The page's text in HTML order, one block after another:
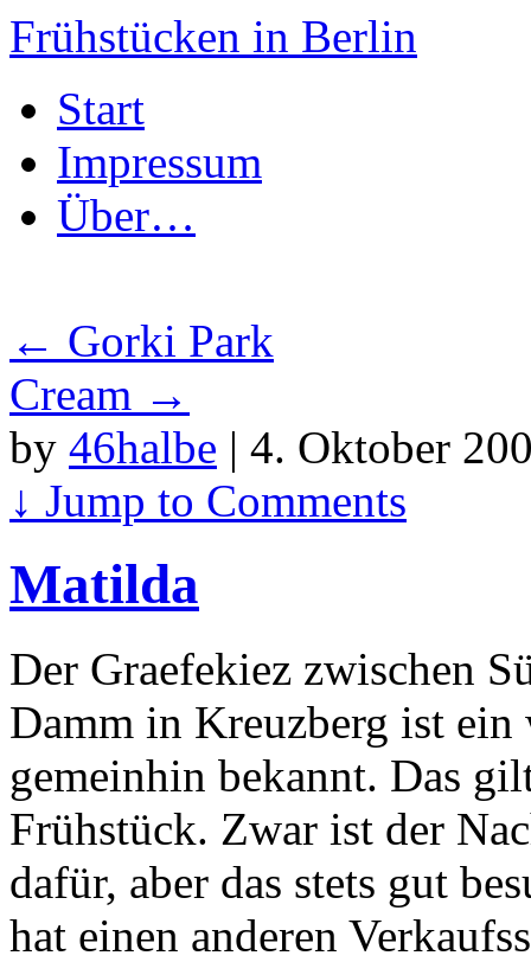
Frühstücken in Berlin
to
contentStart
Impressum
Über…
← Gorki Park
Cream →
by 46halbe | 4. Oktober
↓ Jump to Comments
Matilda
Der Graefekiez zwischen
Damm in Kreuzberg ist
gemeinhin bekannt. Das
Frühstück. Zwar ist der
dafür, aber das stets gut
hat einen anderen